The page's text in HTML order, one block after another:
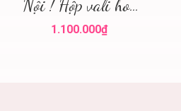
Nội ! Hộp vali hoa
Hà Nội ! Hoa tươi
1.100.000₫